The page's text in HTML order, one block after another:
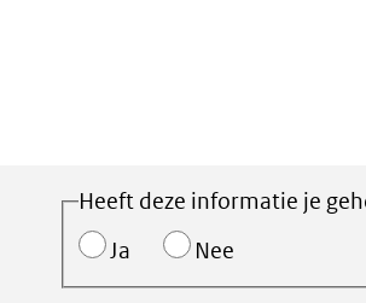
Heeft deze informatie je
Ja
Nee